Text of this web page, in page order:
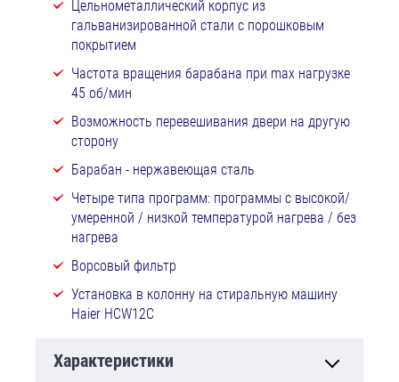
Цельнометаллический корпус из
гальванизированной стали с порошковым
покрытием
Частота вращения барабана при max нагрузке
45 об/мин
Возможность перевешивания двери на другую
сторону
Барабан - нержавеющая сталь
Четыре типа программ: программы с высокой/
умеренной / низкой температурой нагрева / без
нагрева
Ворсовый фильтр
Установка в колонну на стиральную машину
Haier HCW12C
Характеристики